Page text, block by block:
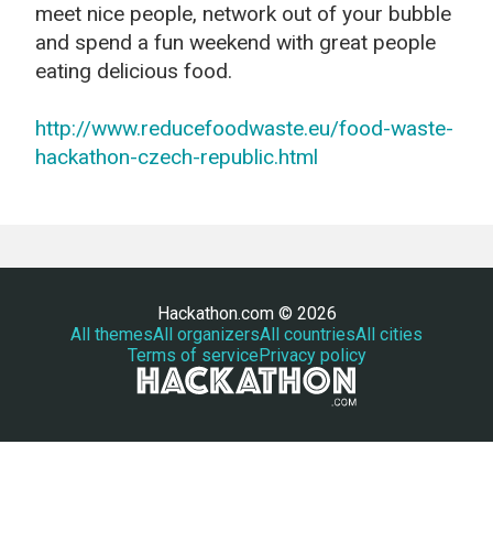
meet nice people, network out of your bubble
and spend a fun weekend with great people
eating delicious food.
http://www.reducefoodwaste.eu/food-waste-
hackathon-czech-republic.html
Hackathon.com © 2026
All themesAll organizersAll countriesAll cities
Terms of servicePrivacy policy